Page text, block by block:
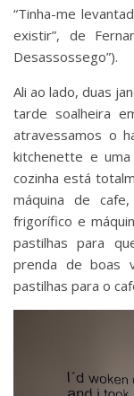
“Tinha-me
existir”, de
Desassossego”).
Ali ao lado, duas
tarde soalheira
atravessamos o
kitchenette e
cozinha está
máquina de
frigorífico e
pastilhas para
prenda de boas
pastilhas para o